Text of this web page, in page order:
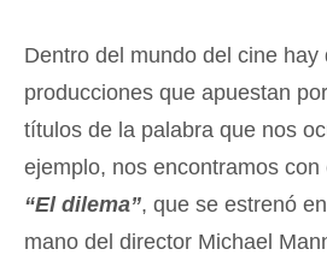
Dentro del mundo del cine hay
producciones que apuestan
títulos de la palabra que nos
ejemplo, nos encontramos
“El dilema”, que se estrenó
mano del director Michael